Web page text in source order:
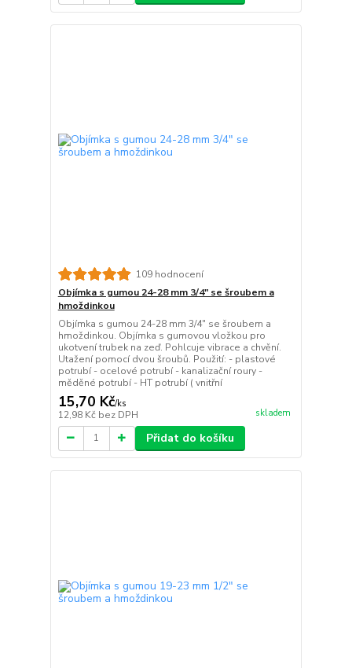
109 hodnocení
Objímka s gumou 24-28 mm 3/4" se šroubem a
hmoždinkou
Objímka s gumou 24-28 mm 3/4" se šroubem a
hmoždinkou. Objímka s gumovou vložkou pro
ukotvení trubek na zeď. Pohlcuje vibrace a chvění.
Utažení pomocí dvou šroubů. Použití: - plastové
potrubí - ocelové potrubí - kanalizační roury -
měděné potrubí - HT potrubí ( vnitřní
15,70 Kč/ks
12,98 Kč bez DPH skladem
Přidat do košíku